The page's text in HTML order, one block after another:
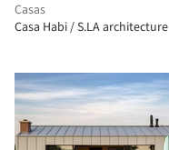
Casas
Casa Habi / S.LA architecture